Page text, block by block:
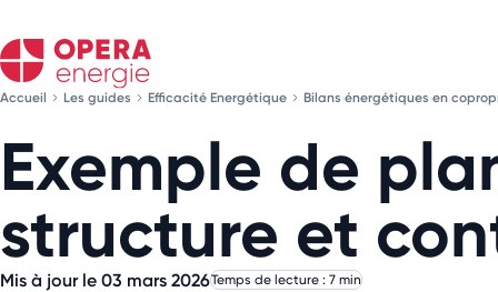
Accueil Les guides Efficacité Energétique Bilans énergétiques en
Exemple de
structure et
Mis à jour le 03 mars 2026Temps de lecture : 7 min